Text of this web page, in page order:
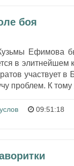
боя
Ефимова
в элитнейшем
участвует в
проблем. К тому
09:51:18